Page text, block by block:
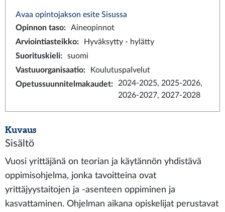
Avaa opintojakson esite Sisussa
Opinnon taso:
Aineopinnot
Arviointiasteikko:
Hyväksytty - hylätty
Suorituskieli:
suomi
Vastuuorganisaatio:
Koulutuspalvelut
Opetussuunnitelmakaudet:
2024-2025, 2025-2026,
2026-2027, 2027-2028
Kuvaus
Sisältö
Vuosi yrittäjänä on teorian ja käytännön yhdistävä
oppimisohjelma, jonka tavoitteina ovat
yrittäjyystaitojen ja -asenteen oppiminen ja
kasvattaminen. Ohjelman aikana opiskelijat perustavat